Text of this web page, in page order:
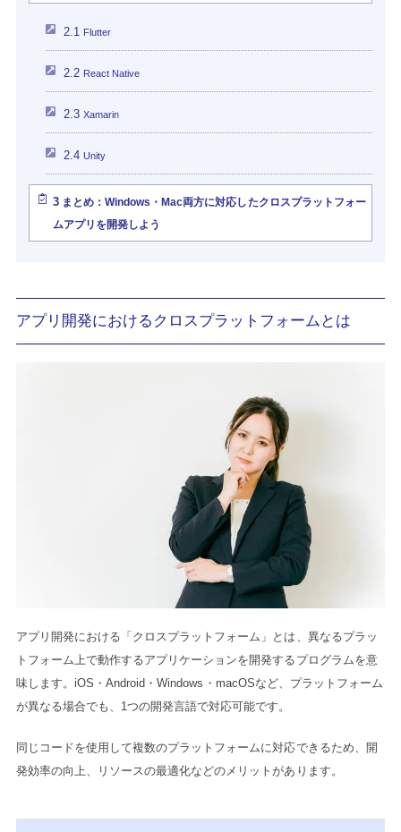
2.1 Flutter
2.2 React Native
2.3 Xamarin
2.4 Unity
3まとめ：Windows・Mac両方に対応したクロスプラットフォー
ムアプリを開発しよう
アプリ開発におけるクロスプラットフォームとは
アプリ開発における「クロスプラットフォーム」とは、異なるプラッ
トフォーム上で動作するアプリケーションを開発するプログラムを意
味します。iOS・Android・Windows・macOSなど、プラットフォーム
が異なる場合でも、1つの開発言語で対応可能です。
同じコードを使用して複数のプラットフォームに対応できるため、開
発効率の向上、リソースの最適化などのメリットがあります。